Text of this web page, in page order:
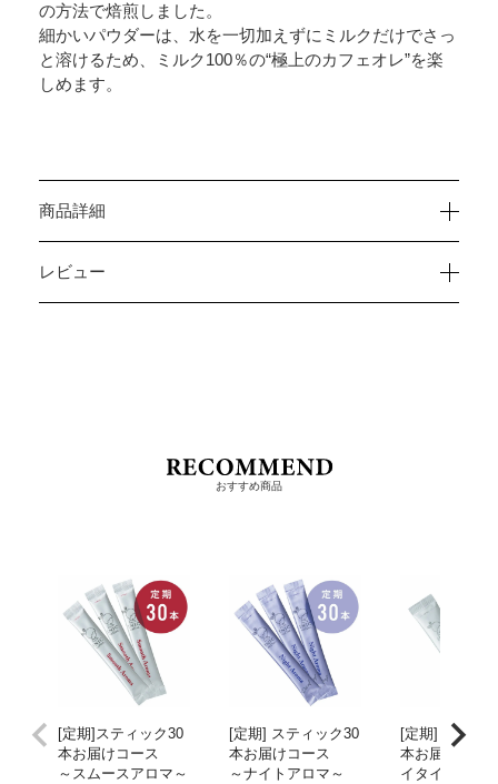
の方法で焙煎しました。
細かいパウダーは、水を一切加えずにミルクだけでさっ
と溶けるため、ミルク100％の“極上のカフェオレ”を楽
しめます。
商品詳細
レビュー
おすすめ商品
[定期]スティック30
本お届けコース
～スムースアロマ～
[定期] スティック30
本お届けコース
～ナイトアロマ～
[定期] スティ
本お届けコー
イタイムアイ